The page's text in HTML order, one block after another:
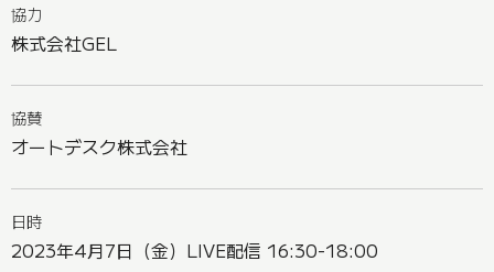
協力
株式会社GEL
協賛
オートデスク株式会社
日時
2023年4月7日（金）LIVE配信 16:30-18:00